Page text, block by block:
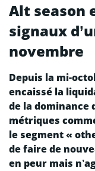
Alt season
signaux
novembre
Depuis la mi-
encaissé la
de la dominance
métriques
le segment «
de faire de
en peur mais